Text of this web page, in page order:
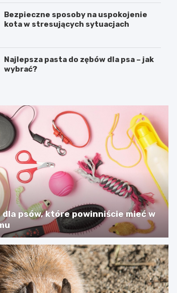
Bezpieczne sposoby na uspokojenie
kota w stresujących sytuacjach
Najlepsza pasta do zębów dla psa – jak
wybrać?
psów, które powinniście mieć w